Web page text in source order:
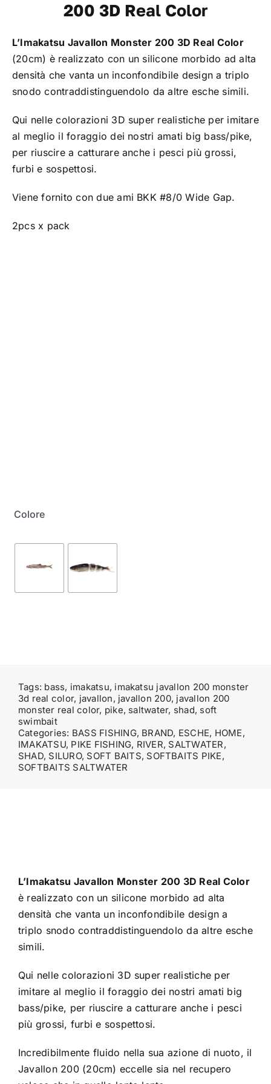
TROUT AREA
SALTWATER
F.A.Q.
BRAND
200 3D Real Color
L’Imakatsu Javallon Monster 200 3D Real Color
(20cm) è realizzato con un silicone morbido ad alta
densità che vanta un inconfondibile design a triplo
snodo contraddistinguendolo da altre esche simili.
Qui nelle colorazioni 3D super realistiche per imitare
al meglio il foraggio dei nostri amati big bass/pike,
per riuscire a catturare anche i pesci più grossi,
furbi e sospettosi.
Viene fornito con due ami BKK #8/0 Wide Gap.
2pcs x pack
Colore
Tags: bass, imakatsu, imakatsu javallon 200 monster
3d real color, javallon, javallon 200, javallon 200
monster real color, pike, saltwater, shad, soft
swimbait
Categories: BASS FISHING, BRAND, ESCHE, HOME,
IMAKATSU, PIKE FISHING, RIVER, SALTWATER,
SHAD, SILURO, SOFT BAITS, SOFTBAITS PIKE,
SOFTBAITS SALTWATER
L’Imakatsu Javallon Monster 200 3D Real Color
è realizzato con un silicone morbido ad alta
densità che vanta un inconfondibile design a
triplo snodo contraddistinguendolo da altre esche
simili.
Qui nelle colorazioni 3D super realistiche per
imitare al meglio il foraggio dei nostri amati big
bass/pike, per riuscire a catturare anche i pesci
più grossi, furbi e sospettosi.
Incredibilmente fluido nella sua azione di nuoto, il
Javallon 200 (20cm) eccelle sia nel recupero